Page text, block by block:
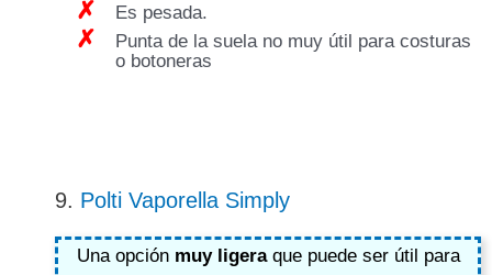
Es pesada.
Punta de la suela no muy útil para costuras
o botoneras
9. Polti Vaporella Simply
Una opción muy ligera que puede ser útil para